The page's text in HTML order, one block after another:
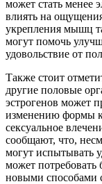
может стать менее
влиять на
укрепления мышц
могут помочь
удовольствие от
Также стоит
другие половые
эстрогенов может
изменению формы
сексуальное
сообщают, что,
могут испытывать
может потребовать
новыми способами